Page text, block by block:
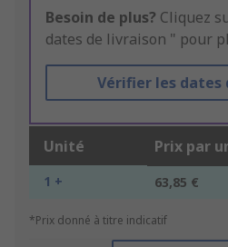
Besoin de plus? Cliquez
dates de livraison " pour
Vérifier les dates
Unité Prix par
1 + 63,85 €
*Prix donné à titre indicatif